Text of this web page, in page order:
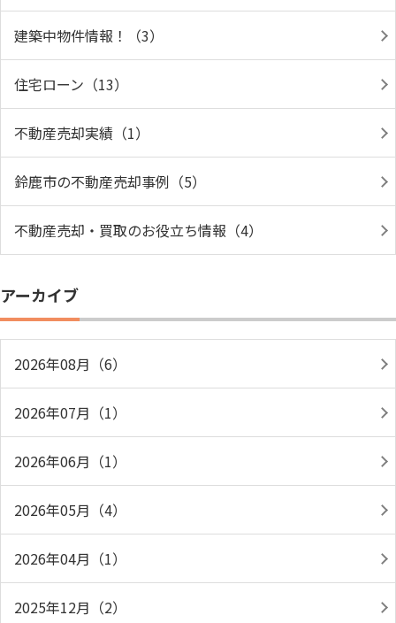
建築中物件情報！（3）
住宅ローン（13）
不動産売却実績（1）
鈴鹿市の不動産売却事例（5）
不動産売却・買取のお役立ち情報（4）
アーカイブ
2026年08月（6）
2026年07月（1）
2026年06月（1）
2026年05月（4）
2026年04月（1）
2025年12月（2）